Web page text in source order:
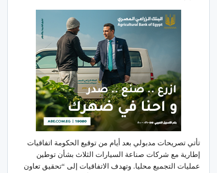
تأتي تصريحات مدبولي بعد أيام من توقيع الحكومة اتفاقيات
إطارية مع شركات صناعة السيارات الثلاث بشأن توطين
عمليات التجميع محليا. وتهدف الاتفاقيات إلى “تحقيق تعاون